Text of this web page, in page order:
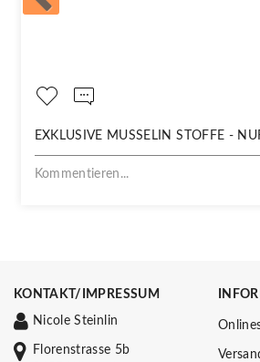
EXKLUSIVE MUSSELIN STOFFE -
Kommentieren...
KONTAKT/IMPRESSUM
Nicole Steinlin
Florenstrasse 5b